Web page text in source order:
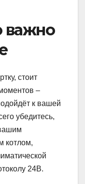
важно
стоит
–
к вашей
убедитесь,
котлом,
24В.